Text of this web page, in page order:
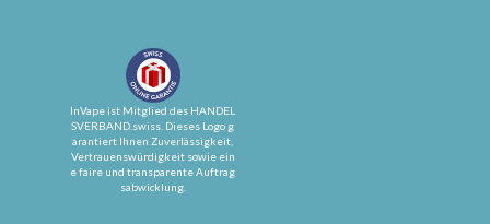
InVape ist Mitglied des HANDEL
SVERBAND.swiss. Dieses Logo g
arantiert Ihnen Zuverlässigkeit,
Vertrauenswürdigkeit sowie ein
e faire und transparente Auftrag
sabwicklung.